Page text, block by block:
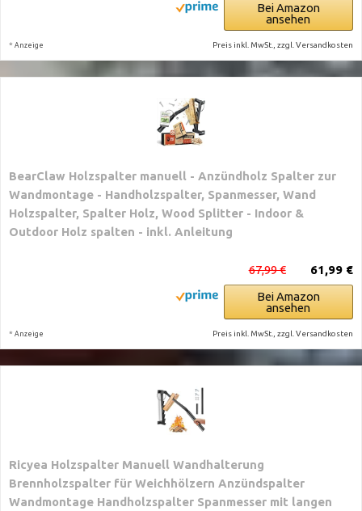
Bei Amazon
ansehen
* Anzeige Preis inkl. MwSt., zzgl. Versandkosten
BearClaw Holzspalter manuell - Anzündholz Spalter zur
Wandmontage - Handholzspalter, Spanmesser, Wand
Holzspalter, Spalter Holz, Wood Splitter - Indoor &
Outdoor Holz spalten - inkl. Anleitung
61,99 €
67,99 €
Bei Amazon
ansehen
* Anzeige Preis inkl. MwSt., zzgl. Versandkosten
Ricyea Holzspalter Manuell Wandhalterung
Brennholzspalter für Weichhölzern Anzündspalter
Wandmontage Handholzspalter Spanmesser mit langen